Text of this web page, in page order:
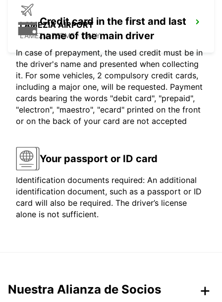
LAMEZIA AIRPORT
LAMEZIA TERME - ITALY
Credit card in the first and last
name of the main driver
In case of prepayment, the used credit must be in
the driver's name and presented when collecting
it. For some vehicles, 2 compulsory credit cards,
including a major one, will be requested. Payment
cards bearing the words "debit card", "prepaid",
"electron", "maestro", "ecard" printed on the front
or on the back of your card are not accepted
Your passport or ID card
Identification documents required: An additional
identification document, such as a passport or ID
card will also be required. The driver’s license
alone is not sufficient.
Nuestra Alianza de Socios